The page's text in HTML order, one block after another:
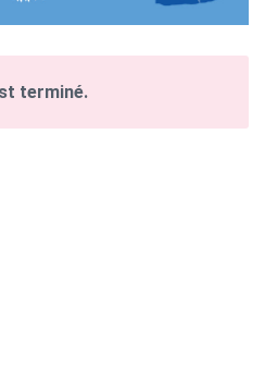
terminé.